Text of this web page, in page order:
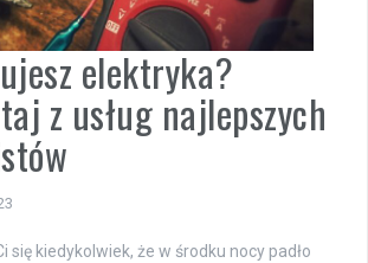
elektryka?
z usług najlepszych
się kiedykolwiek, że w środku nocy padło